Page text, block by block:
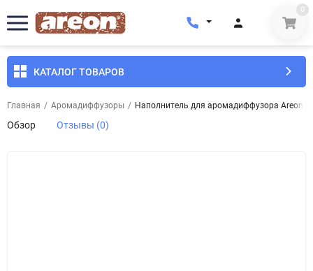
0
КАТАЛОГ ТОВАРОВ
Главная / Аромадиффузоры / Наполнитель для аромадиффузора Areon
Обзор Отзывы (0)